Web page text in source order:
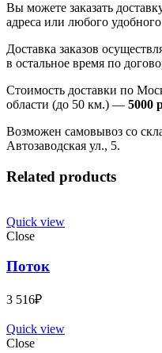
Вы можете заказать
адреса или любого
Доставка заказов
в остальное время по
Стоимость доставки по
области (до 50 км.) — 5000
Возможен самовывоз со
Автозаводская ул., 5.
Related products
Quick view
Close
Поток
3 516₽
Quick view
Close